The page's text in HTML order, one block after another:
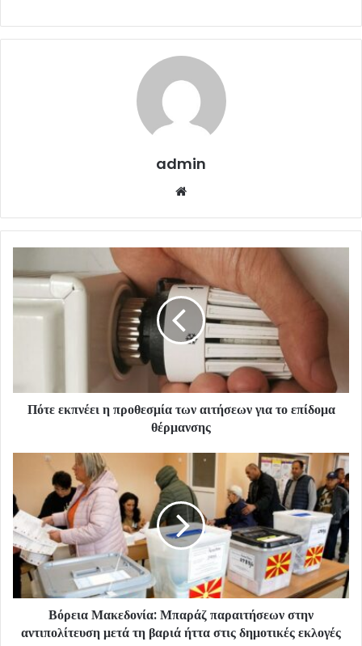
admin
Πότε εκπνέει η προθεσμία των αιτήσεων για το επίδομα
θέρμανσης
Βόρεια Μακεδονία: Μπαράζ παραιτήσεων στην
αντιπολίτευση μετά τη βαριά ήττα στις δημοτικές εκλογές